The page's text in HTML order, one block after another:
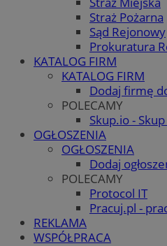
Straż Pożarna
Sąd Rejonowy
Prokuratura
KATALOG FIRM
KATALOG FIRM
Dodaj firmę
POLECAMY
Skup.io -
OGŁOSZENIA
OGŁOSZENIA
Dodaj
POLECAMY
Protocol IT
Pracuj.pl -
REKLAMA
WSPÓŁPRACA